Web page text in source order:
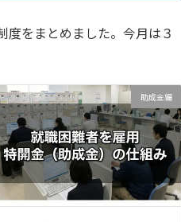
度をまとめました。今月は３
助成金編